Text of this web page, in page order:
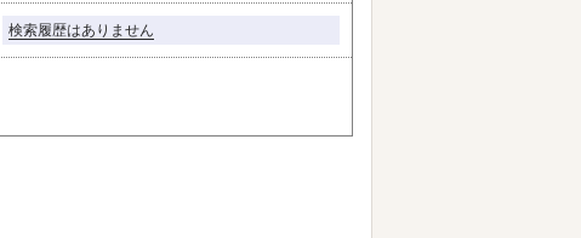
検索履歴はありません